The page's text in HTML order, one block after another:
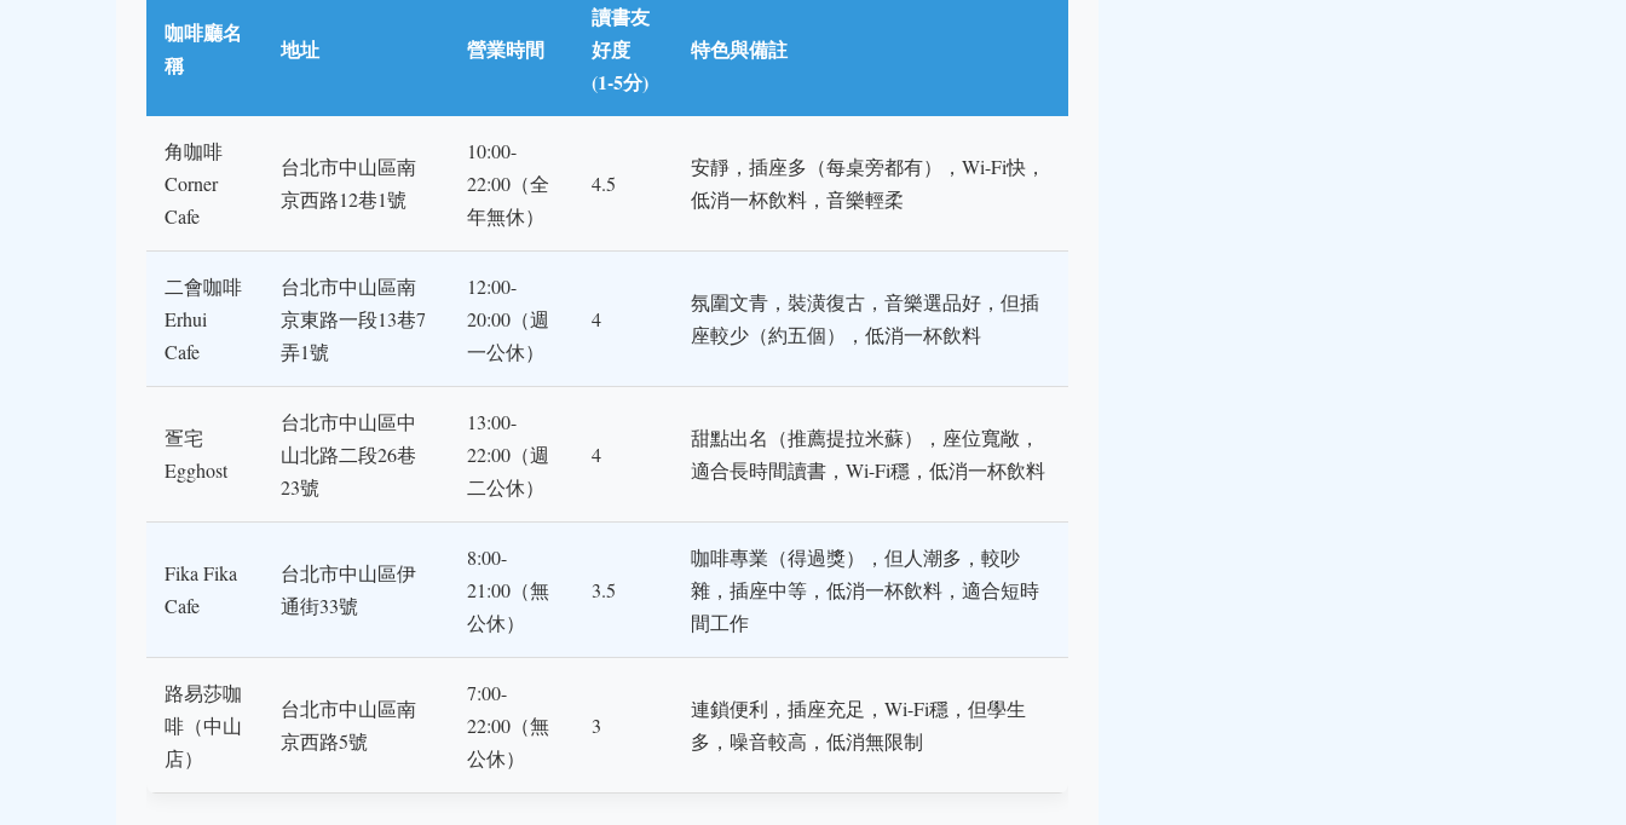
咖啡廳名
稱
地址 營業時間
讀書友
好度
(1-5分)
特色與備註
角咖啡
Corner
Cafe
台北市中山區南
京西路12巷1號
10:00-
22:00（全
年無休）
4.5
安靜，插座多（每桌旁都有），Wi-Fi快，
低消一杯飲料，音樂輕柔
二會咖啡
Erhui
Cafe
台北市中山區南
京東路一段13巷7
弄1號
12:00-
20:00（週
一公休）
4
氛圍文青，裝潢復古，音樂選品好，但插
座較少（約五個），低消一杯飲料
疍宅
Egghost
台北市中山區中
山北路二段26巷
23號
13:00-
22:00（週
二公休）
4
甜點出名（推薦提拉米蘇），座位寬敞，
適合長時間讀書，Wi-Fi穩，低消一杯飲料
Fika Fika
Cafe
台北市中山區伊
通街33號
8:00-
21:00（無
公休）
3.5
咖啡專業（得過獎），但人潮多，較吵
雜，插座中等，低消一杯飲料，適合短時
間工作
路易莎咖
啡（中山
店）
台北市中山區南
京西路5號
7:00-
22:00（無
公休）
3
連鎖便利，插座充足，Wi-Fi穩，但學生
多，噪音較高，低消無限制